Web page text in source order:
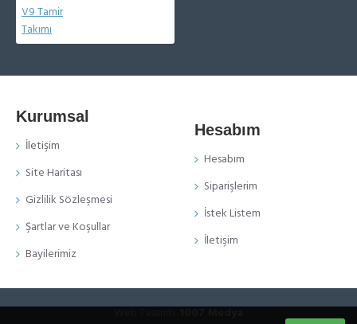
Kurumsal
İletişim
Site Haritası
Gizlilik Sözleşmesi
Şartlar ve Koşullar
Bayilerimiz
Hesabım
Hesabım
Siparişlerim
İstek Listem
İletişim